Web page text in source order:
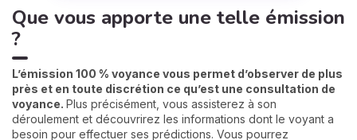
Que vous apporte une telle émission
?
L’émission 100 % voyance vous permet d’observer de plus
près et en toute discrétion ce qu’est une consultation de
voyance. Plus précisément, vous assisterez à son
déroulement et découvrirez les informations dont le voyant a
besoin pour effectuer ses prédictions. Vous pourrez